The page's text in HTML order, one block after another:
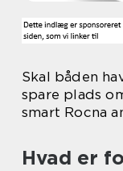
Skal båden
spare plads
smart Rocna
Hvad er